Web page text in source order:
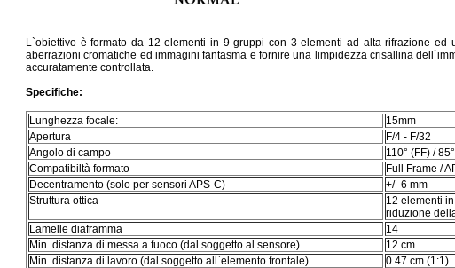
L`obiettivo è formato da 12 elementi in 9 gruppi con 3 elementi ad alta rifrazione
aberrazioni cromatiche ed immagini fantasma e fornire una limpidezza crisallina
accuratamente controllata.
Specifiche:
Lunghezza focale:
15mm
Apertura
F/4 - F/32
Angolo di campo
110° (FF) /
Compatibiltà formato
Full Frame /
Decentramento (solo per sensori APS-C)
+/- 6 mm
Struttura ottica
12 elementi
riduzione
Lamelle diaframma
14
Min. distanza di messa a fuoco (dal soggetto al sensore)
12 cm
Min. distanza di lavoro (dal soggetto all`elemento frontale)
0.47 cm (1:1)